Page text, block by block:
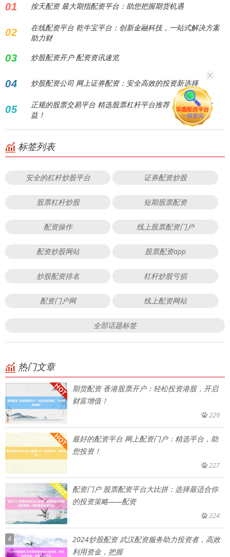
01 按天配资 最大期指配资平台：助您把握期货机遇
02
在线配资平台 乾牛宝平台：创新金融科技，一站式解决方案
助力财
03 炒股配资开户 配资资讯速览
04 炒股配资公司 网上证券配资：安全高效的投资新选择
05
正规的股票交易平台 精选股票杠杆平台推荐：助您放大收
益！
标签列表
安全的杠杆炒股平台 证券配资炒股
股票杠杆炒股 短期股票配资
配资操作 线上股票配资门户
配资炒股网站 股票配资app
炒股配资排名 杠杆炒股亏损
配资门户网 线上配资网站
全部话题标签
热门文章
期货配资 香港股票开户：轻松投资港股，开启
财富增值！
229
最好的配资平台 网上配资门户：精选平台，助
您投资！
227
配资门户 股票配资平台大比拼：选择最适合你
的投资策略——配资
224
4
2024炒股配资 武汉配资服务助力投资者，高效
利用资金，把握